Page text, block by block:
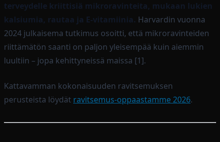
terveydelle kriittisiä mikroravinteita, mukaan lukien
kalsiumia, rautaa ja E-vitamiinia. Harvardin vuonna
2024 julkaisema tutkimus osoitti, että mikroravinteiden
riittämätön saanti on paljon yleisempää kuin aiemmin
luultiin – jopa kehittyneissä maissa [1].
Kattavamman kokonaisuuden ravitsemuksen
perusteista löydät ravitsemus-oppaastamme 2026.